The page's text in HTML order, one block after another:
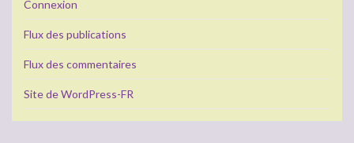
Connexion
Flux des publications
Flux des commentaires
Site de WordPress-FR